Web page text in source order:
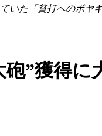
いた「貧打へのボヤ
砲”獲得